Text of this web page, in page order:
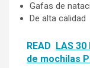
Gafas de
De alta calidad
READ
LAS 30
de mochilas